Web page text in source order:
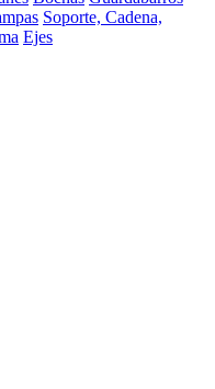
Soporte, Cadena,
Ejes